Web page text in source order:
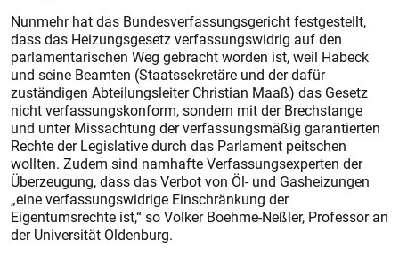
Nunmehr hat das Bundesverfassungsgericht festgestellt,
dass das Heizungsgesetz verfassungswidrig auf den
parlamentarischen Weg gebracht worden ist, weil Habeck
und seine Beamten (Staatssekretäre und der dafür
zuständigen Abteilungsleiter Christian Maaß) das Gesetz
nicht verfassungskonform, sondern mit der Brechstange
und unter Missachtung der verfassungsmäßig garantierten
Rechte der Legislative durch das Parlament peitschen
wollten. Zudem sind namhafte Verfassungsexperten der
Überzeugung, dass das Verbot von Öl- und Gasheizungen
„eine verfassungswidrige Einschränkung der
Eigentumsrechte ist,“ so Volker Boehme-Neßler, Professor an
der Universität Oldenburg.